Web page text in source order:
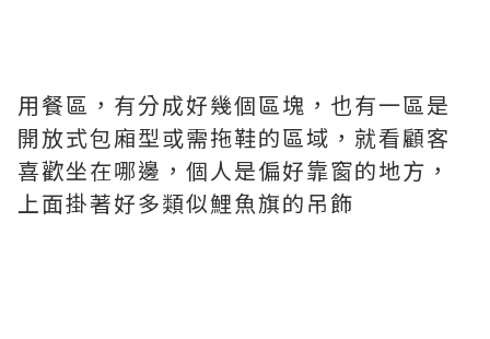
用餐區，有分成好幾個區塊，也有一區是
開放式包廂型或需拖鞋的區域，就看顧客
喜歡坐在哪邊，個人是偏好靠窗的地方，
上面掛著好多類似鯉魚旗的吊飾